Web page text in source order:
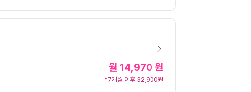
월 14,970 원
*7개월 이후 32,900원